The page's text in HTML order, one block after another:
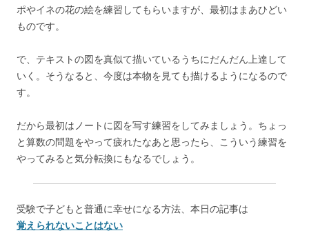
ポやイネの花の絵を練習してもらいますが、最初はまあひどい
ものです。
で、テキストの図を真似て描いているうちにだんだん上達して
いく。そうなると、今度は本物を見ても描けるようになるので
す。
だから最初はノートに図を写す練習をしてみましょう。ちょっ
と算数の問題をやって疲れたなあと思ったら、こういう練習を
やってみると気分転換にもなるでしょう。
受験で子どもと普通に幸せになる方法、本日の記事は
覚えられないことはない